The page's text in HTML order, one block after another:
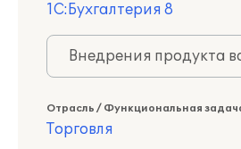
1С:Бухгалтерия 8
Внедрения продукта
Отрасль / Функциональная
Торговля